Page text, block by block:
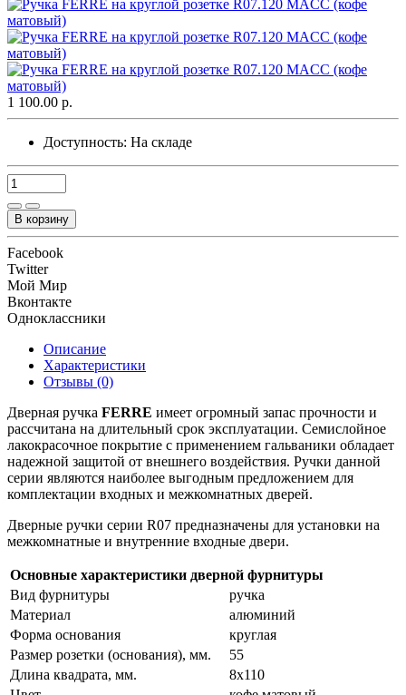
1 100.00 р.
Доступность: На складе
В корзину
Facebook
Twitter
Мой Мир
Вконтакте
Одноклассники
Описание
Характеристики
Отзывы (0)
Дверная ручка FERRE имеет огромный запас прочности и
рассчитана на длительный срок эксплуатации. Семислойное
лакокрасочное покрытие с применением гальваники обладает
надежной защитой от внешнего воздействия. Ручки данной
серии являются наиболее выгодным предложением для
комплектации входных и межкомнатных дверей.
Дверные ручки серии R07 предназначены для установки на
межкомнатные и внутренние входные двери.
Основные характеристики дверной фурнитуры
Вид фурнитуры
ручка
Материал
алюминий
Форма основания
круглая
Размер розетки (основания), мм.
55
Длина квадрата, мм.
8x110